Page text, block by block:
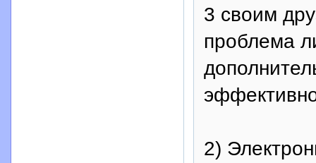
3 своим
проблема
2)